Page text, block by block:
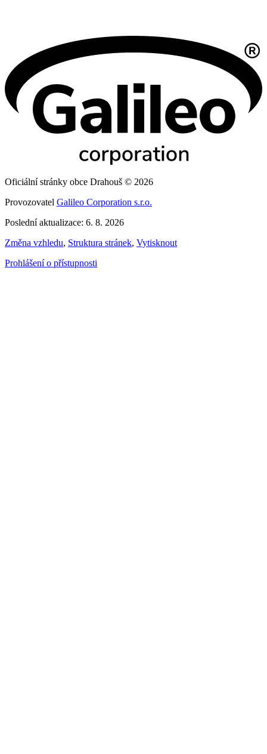
Oficiální stránky obce Drahouš © 2026
Provozovatel Galileo Corporation s.r.o.
Poslední aktualizace: 6. 8. 2026
Změna vzhledu, Struktura stránek, Vytisknout
Prohlášení o přístupnosti